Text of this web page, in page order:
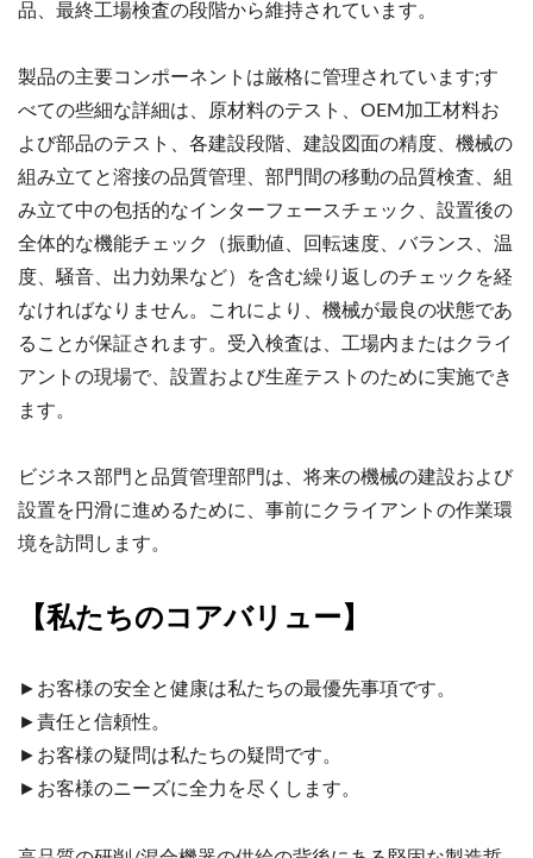
品、最終工場検査の段階から維持されています。
製品の主要コンポーネントは厳格に管理されています;す
べての些細な詳細は、原材料のテスト、OEM加工材料お
よび部品のテスト、各建設段階、建設図面の精度、機械の
組み立てと溶接の品質管理、部門間の移動の品質検査、組
み立て中の包括的なインターフェースチェック、設置後の
全体的な機能チェック（振動値、回転速度、バランス、温
度、騒音、出力効果など）を含む繰り返しのチェックを経
なければなりません。これにより、機械が最良の状態であ
ることが保証されます。受入検査は、工場内またはクライ
アントの現場で、設置および生産テストのために実施でき
ます。
ビジネス部門と品質管理部門は、将来の機械の建設および
設置を円滑に進めるために、事前にクライアントの作業環
境を訪問します。
【私たちのコアバリュー】
►お客様の安全と健康は私たちの最優先事項です。
►責任と信頼性。
►お客様の疑問は私たちの疑問です。
►お客様のニーズに全力を尽くします。